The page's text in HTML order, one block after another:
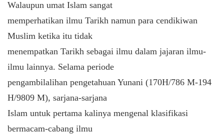
Walaupun umat Islam sangat
memperhatikan ilmu Tarikh namun para cendikiwan
Muslim ketika itu tidak
menempatkan Tarikh sebagai ilmu dalam jajaran ilmu-
ilmu lainnya. Selama periode
pengambilalihan pengetahuan Yunani (170H/786 M-194
H/9809 M), sarjana-sarjana
Islam untuk pertama kalinya mengenal klasifikasi
bermacam-cabang ilmu